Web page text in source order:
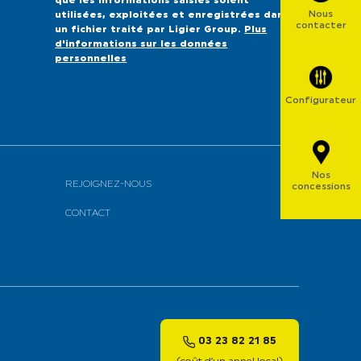
Nous
contacter
Configurateur
Nos
concessions
utilisées, exploitées et enregistrées dans
un fichier traité par Ligier Group.
Plus
d'informations sur les données
personnelles
REJOIGNEZ-NOUS
CONTACT
03 23 82 21 85